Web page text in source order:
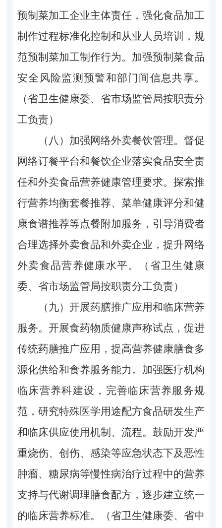
预制菜加工企业主体责任，强化食品加工
制作过程标准化控制和从业人员培训，规
范预制菜加工制作行为。加强预制菜食品
安全风险监测预警和部门间信息共享。
（省卫生健康委、省市场监管局按职责分
工负责）
（八）加强网络外卖餐饮管理。督促
网络订餐平台和餐饮企业落实食品安全责
任和外卖食品营养健康管理要求。探索推
行营养均衡套餐推荐、菜单健康评分和健
康食谱推荐等点餐附加服务，引导消费者
合理选择外卖食品和外卖企业，提升网络
外卖食品营养健康水平。（省卫生健康
委、省市场监管局按职责分工负责）
（九）开展药膳推广应用和临床营养
服务。开展食药物质健康声称试点，促进
传统药膳推广应用，提高营养健康膳食多
源化供给和食养服务能力。加强医疗机构
临床营养科建设，完善临床营养服务规
范，研究特殊医学用途配方食品研发生产
和临床供应使用机制、流程。鼓励开发严
重烧伤、创伤、感染等应急状态下及恶性
肿瘤、糖尿病等慢性病治疗过程中的营养
支持与代谢调理膳食配方，逐步建立统一
的临床营养标准。（省卫生健康委、省中